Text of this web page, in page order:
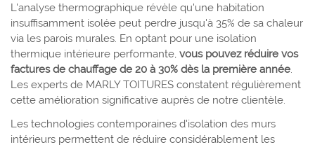
L'analyse thermographique révèle qu'une habitation
insuffisamment isolée peut perdre jusqu'à 35% de sa chaleur
via les parois murales. En optant pour une isolation
thermique intérieure performante, vous pouvez réduire vos
factures de chauffage de 20 à 30% dès la première année.
Les experts de MARLY TOITURES constatent régulièrement
cette amélioration significative auprès de notre clientèle.
Les technologies contemporaines d'isolation des murs
intérieurs permettent de réduire considérablement les